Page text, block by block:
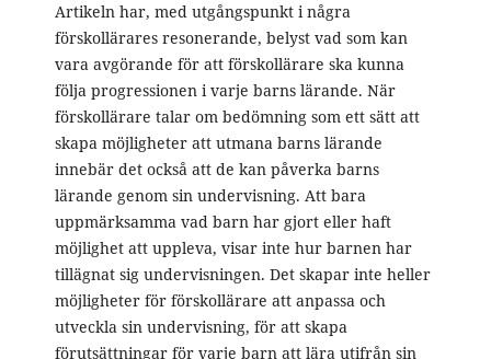
Artikeln har, med utgångspunkt i några
förskollärares resonerande, belyst vad som kan
vara avgörande för att förskollärare ska kunna
följa progressionen i varje barns lärande. När
förskollärare talar om bedömning som ett sätt att
skapa möjligheter att utmana barns lärande
innebär det också att de kan påverka barns
lärande genom sin undervisning. Att bara
uppmärksamma vad barn har gjort eller haft
möjlighet att uppleva, visar inte hur barnen har
tillägnat sig undervisningen. Det skapar inte heller
möjligheter för förskollärare att anpassa och
utveckla sin undervisning, för att skapa
förutsättningar för varje barn att lära utifrån sin